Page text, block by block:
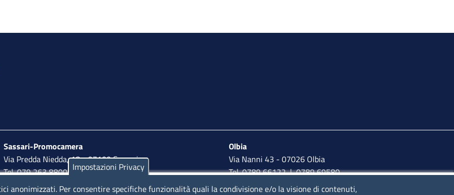
Sassari-Promocamera
Via Predda Niedda, 18 - 07100 Sassari
Tel. 079 263 8800 | Fax 079 2638810
Olbia
Via Nanni 43 - 07026 Olbia
Tel. 0789 66122 | 0789 69580
mail:ufficio.olbia@ss.camcom.it
Impostazioni Privacy
anonimizzati. Per consentire specifiche funzionalità quali la condivisione e/o la visione di contenuti,